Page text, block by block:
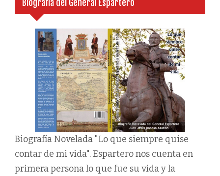
Biografía del General Espartero
Biografía Novelada "Lo que siempre quise
contar de mi vida". Espartero nos cuenta en
primera persona lo que fue su vida y la